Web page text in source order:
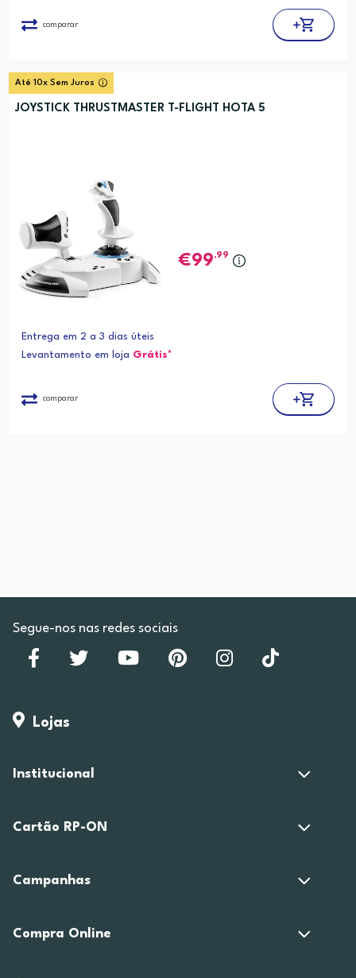
comparar
Até 10x Sem Juros
JOYSTICK THRUSTMASTER T-FLIGHT HOTA 5
99,99
Entrega em 2 a 3 dias úteis
Levantamento em loja Grátis*
comparar
Segue-nos nas redes sociais
Lojas
Institucional
Cartão RP-ON
Campanhas
Compra Online